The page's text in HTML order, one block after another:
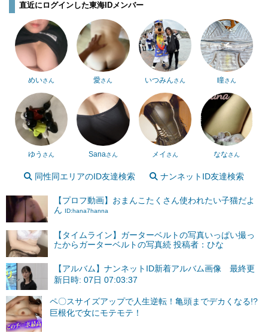
直近にログインした東海IDメンバー
めいさん 愛さん いつみんさん 瞳さん
ゆう さん Sanaさん メイ さん ななさん
同性同エリアのID友達検索 ナンネットID友達検索
【プロフ動画】おまんこたくさん使われたい子猫だよ
ん ID:hana7hanna
【タイムライン】ガーターベルトの写真いっぱい撮っ
たからガーターベルトの写真続 投稿者：ひな
【アルバム】ナンネットID新着アルバム画像 最終更
新日時: 07日 07:03:37